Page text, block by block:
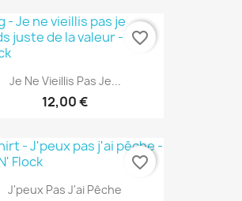
Je Ne Vieillis Pas Je...
12,00 €
favorite_border
J'peux Pas J'ai Pêche
favorite_border